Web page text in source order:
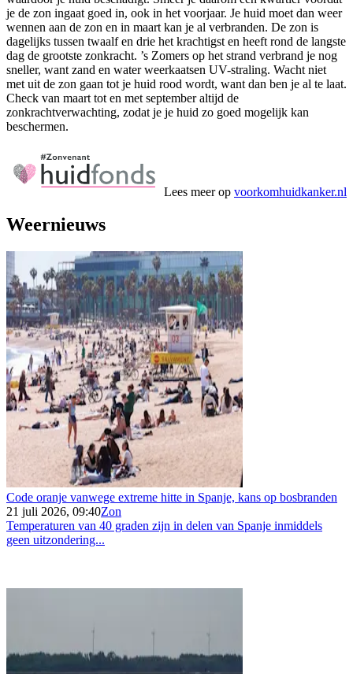
je de zon ingaat goed in, ook in het voorjaar. Je huid moet dan weer
wennen aan de zon en in maart kan je al verbranden. De zon is
dagelijks tussen twaalf en drie het krachtigst en heeft rond de langste
dag de grootste zonkracht. ’s Zomers op het strand verbrand je nog
sneller, want zand en water weerkaatsen UV-straling. Wacht niet
met uit de zon gaan tot je huid rood wordt, want dan ben je al te laat.
Check van maart tot en met september altijd de
zonkrachtverwachting, zodat je je huid zo goed mogelijk kan
beschermen.
Lees meer op voorkomhuidkanker.nl
Weernieuws
Code oranje vanwege extreme hitte in Spanje, kans op bosbranden
21 juli 2026, 09:40Zon
Temperaturen van 40 graden zijn in delen van Spanje inmiddels
geen uitzondering...